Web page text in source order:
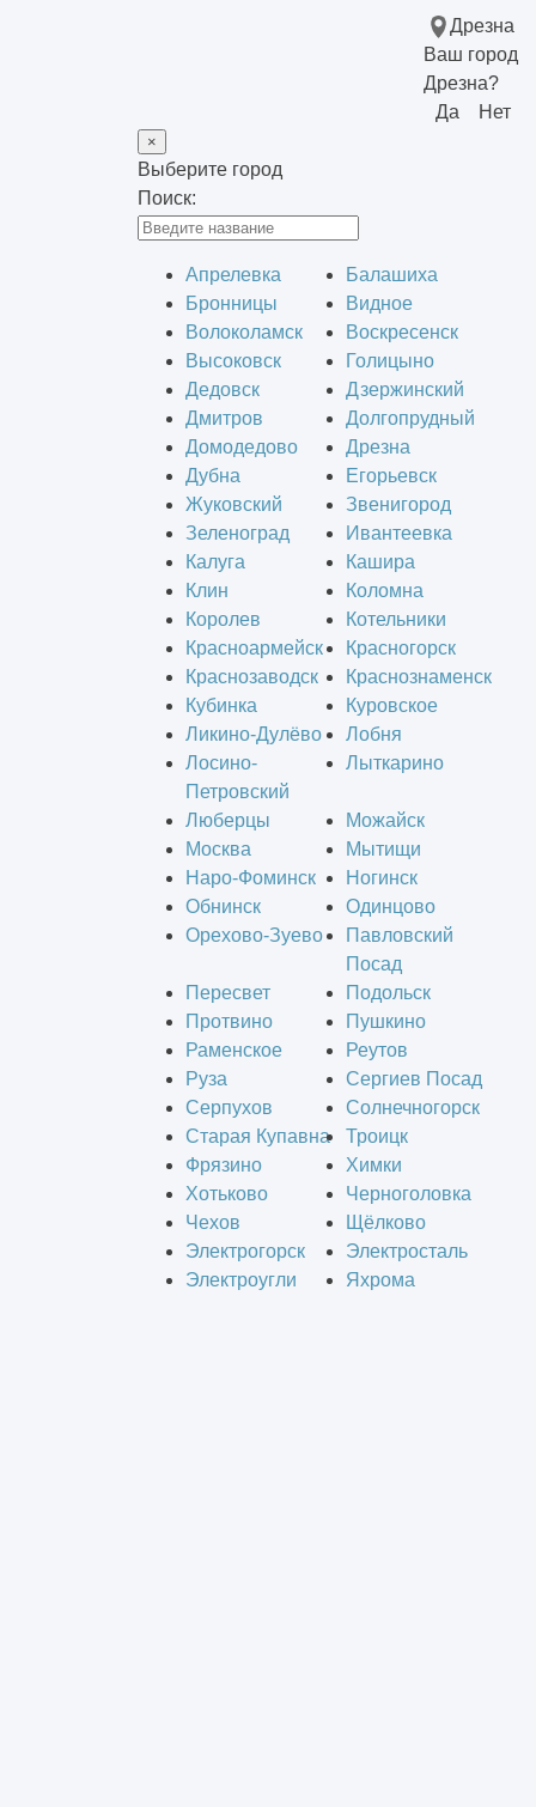
Дрезна
Ваш город
Дрезна?
Да
Нет
×
Выберите город
Поиск:
Апрелевка
Балашиха
Бронницы
Видное
Волоколамск
Воскресенск
Высоковск
Голицыно
Дедовск
Дзержинский
Дмитров
Долгопрудный
Домодедово
Дрезна
Дубна
Егорьевск
Жуковский
Звенигород
Зеленоград
Ивантеевка
Калуга
Кашира
Клин
Коломна
Королев
Котельники
Красноармейск
Красногорск
Краснозаводск
Краснознаменск
Кубинка
Куровское
Ликино-Дулёво
Лобня
Лосино-
Петровский
Лыткарино
Люберцы
Можайск
Москва
Мытищи
Наро-Фоминск
Ногинск
Обнинск
Одинцово
Орехово-Зуево
Павловский
Посад
Пересвет
Подольск
Протвино
Пушкино
Раменское
Реутов
Руза
Сергиев Посад
Серпухов
Солнечногорск
Старая Купавна
Троицк
Фрязино
Химки
Хотьково
Черноголовка
Чехов
Щёлково
Электрогорск
Электросталь
Электроугли
Яхрома